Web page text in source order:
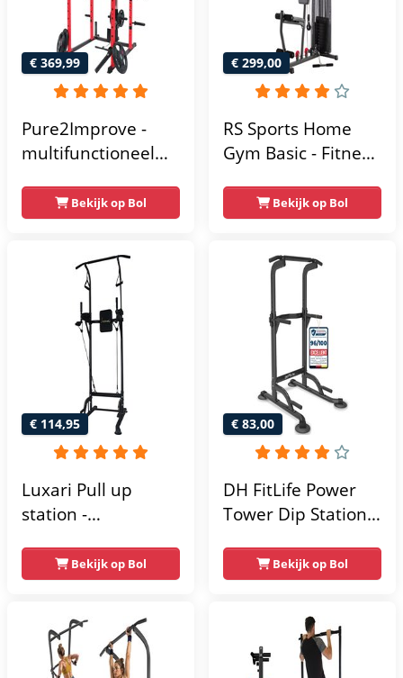
€ 369,99
Pure2Improve -
multifunctioneel
krachtstation -
home gym -
215x111x142
Bekijk op Bol
€ 299,00
RS Sports Home
Gym Basic - Fitness
Bekijk op Bol
€ 114,95
Luxari Pull up
station -
- Dip Station - Pull
Up Bar -
Krachtstation -
Power Rack -
Bekijk op Bol
€ 83,00
DH FitLife Power
Tower Dip Station |
vrijstaand | dip
barren rugtrainer |
krachtstation
krachttoren |
fitnessstation |
Bekijk op Bol